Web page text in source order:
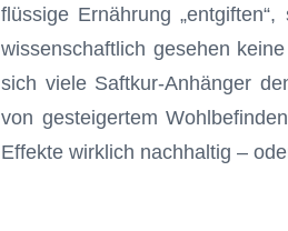
flüssige Ernährung
wissenschaftlich gesehen
sich viele Saftkur-Anhänger
von gesteigertem
Effekte wirklich nachhaltig –